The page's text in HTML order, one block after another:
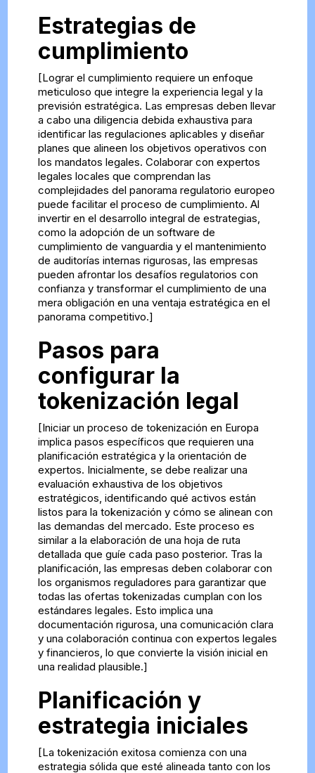
Estrategias de
cumplimiento
[Lograr el cumplimiento requiere un enfoque
meticuloso que integre la experiencia legal y la
previsión estratégica. Las empresas deben llevar
a cabo una diligencia debida exhaustiva para
identificar las regulaciones aplicables y diseñar
planes que alineen los objetivos operativos con
los mandatos legales. Colaborar con expertos
legales locales que comprendan las
complejidades del panorama regulatorio europeo
puede facilitar el proceso de cumplimiento. Al
invertir en el desarrollo integral de estrategias,
como la adopción de un software de
cumplimiento de vanguardia y el mantenimiento
de auditorías internas rigurosas, las empresas
pueden afrontar los desafíos regulatorios con
confianza y transformar el cumplimiento de una
mera obligación en una ventaja estratégica en el
panorama competitivo.]
Pasos para
configurar la
tokenización legal
[Iniciar un proceso de tokenización en Europa
implica pasos específicos que requieren una
planificación estratégica y la orientación de
expertos. Inicialmente, se debe realizar una
evaluación exhaustiva de los objetivos
estratégicos, identificando qué activos están
listos para la tokenización y cómo se alinean con
las demandas del mercado. Este proceso es
similar a la elaboración de una hoja de ruta
detallada que guíe cada paso posterior. Tras la
planificación, las empresas deben colaborar con
los organismos reguladores para garantizar que
todas las ofertas tokenizadas cumplan con los
estándares legales. Esto implica una
documentación rigurosa, una comunicación clara
y una colaboración continua con expertos legales
y financieros, lo que convierte la visión inicial en
una realidad plausible.]
Planificación y
estrategia iniciales
[La tokenización exitosa comienza con una
estrategia sólida que esté alineada tanto con los